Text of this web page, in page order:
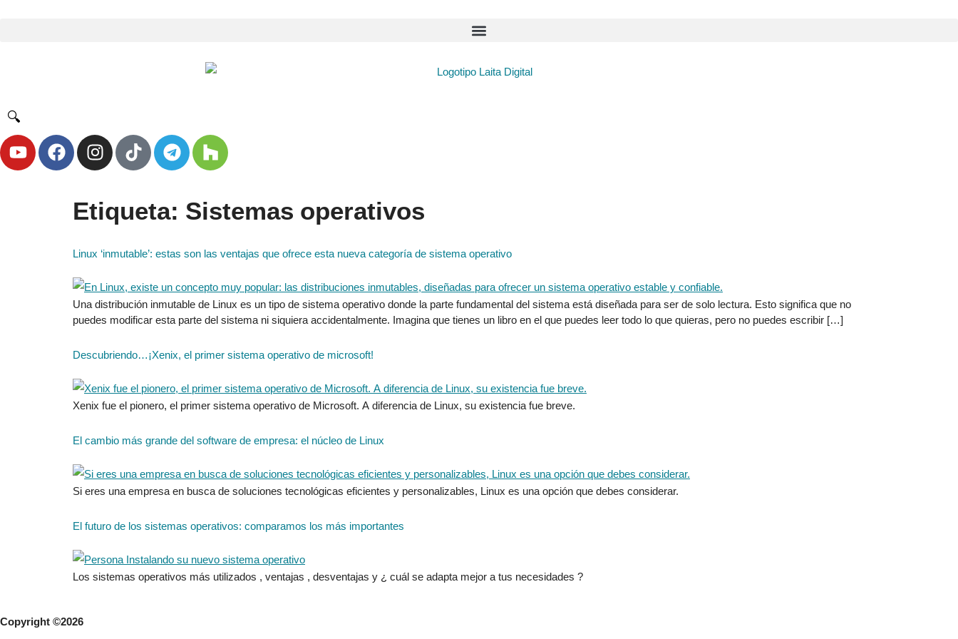
🔍
Etiqueta: Sistemas operativos
Linux ‘inmutable’: estas son las ventajas que ofrece esta nueva categoría de sistema operativo
Una distribución inmutable de Linux es un tipo de sistema operativo donde la parte fundamental del sistema está diseñada para ser de solo lectura. Esto significa que no
puedes modificar esta parte del sistema ni siquiera accidentalmente. Imagina que tienes un libro en el que puedes leer todo lo que quieras, pero no puedes escribir […]
Descubriendo…¡Xenix, el primer sistema operativo de microsoft!
Xenix fue el pionero, el primer sistema operativo de Microsoft. A diferencia de Linux, su existencia fue breve.
El cambio más grande del software de empresa: el núcleo de Linux
Si eres una empresa en busca de soluciones tecnológicas eficientes y personalizables, Linux es una opción que debes considerar.
El futuro de los sistemas operativos: comparamos los más importantes
Los sistemas operativos más utilizados , ventajas , desventajas y ¿ cuál se adapta mejor a tus necesidades ?
Copyright ©2026